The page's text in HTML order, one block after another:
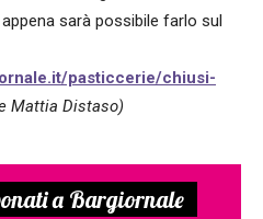
sarà possibile farlo sul
pasticcerie/chiusi-
Mattia Distaso)
a Bargiornale